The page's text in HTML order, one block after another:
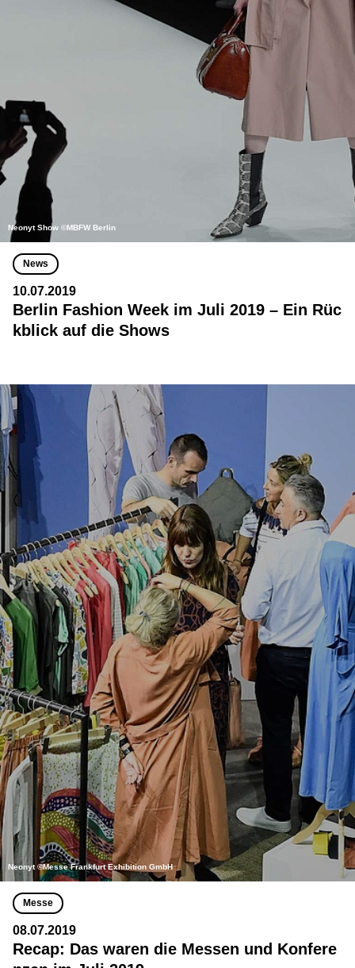
Neonyt Show ©MBFW Berlin
News
10.07.2019
Berlin Fashion Week im Juli 2019 – Ein Rüc
kblick auf die Shows
Neonyt ©Messe Frankfurt Exhibition GmbH
Messe
08.07.2019
Recap: Das waren die Messen und Konfere